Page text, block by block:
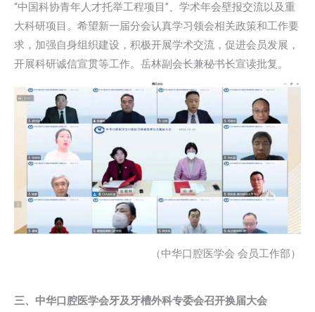
“中国科协青年人才托举工程项目”、学术年会壁报交流以及重
大科研项目。希望新一届分会认真学习领会相关政策和工作要
求，加强自身组织建设，积极开展学术交流，促进会员发展，
开展科研诚信宣贯等工作。岳林副会长兼秘书长宣读批复。
（中华口腔医学会 会员工作部）
三、中华口腔医学会牙及牙槽外科专委会召开换届大会